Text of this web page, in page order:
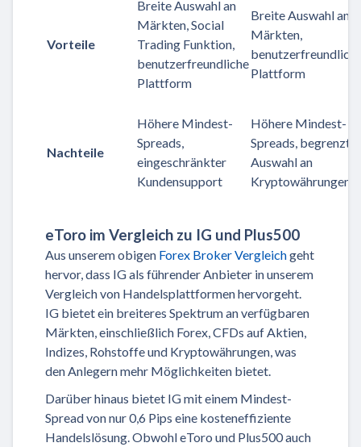
Vorteile
Breite Auswahl an
Märkten, Social
Trading Funktion,
benutzerfreundliche
Plattform
Breite Auswahl an
Märkten,
Plattform
Nachteile
Höhere Mindest-
Spreads,
eingeschränkter
Kundensupport
Höhere Mindest-
Spreads, begrenzte
Auswahl an
Kryptowährungen
eToro im Vergleich zu IG und Plus500
Aus unserem obigen Forex Broker Vergleichgeht
hervor, dass IG als führender Anbieter in unserem
Vergleich von Handelsplattformen hervorgeht.
IG bietet ein breiteres Spektrum an verfügbaren
Märkten, einschließlich Forex, CFDs auf Aktien,
Indizes, Rohstoffe und Kryptowährungen, was
den Anlegern mehr Möglichkeiten bietet.
Darüber hinaus bietet IG mit einem Mindest-
Spread von nur 0,6 Pips eine kosteneffiziente
Handelslösung. Obwohl eToro und Plus500 auch